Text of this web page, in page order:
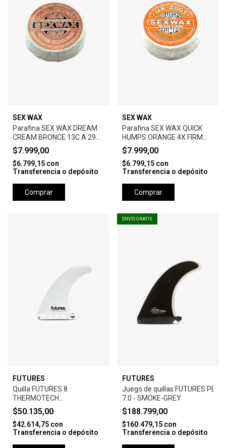
SEX WAX
Parafina SEX WAX DREAM
CREAM BRONCE 13C A 29C
EXTRA ADHESIVA
$7.999,00
$6.799,15 con
Transferencia o depósito
Comprar
SEX WAX
Parafina SEX WAX QUICK
HUMPS ORANGE 4X FIRM
BASE 9C-20C O TOPCOATS
24C-31C
$7.999,00
$6.799,15 con
Transferencia o depósito
Comprar
FUTURES
Quilla FUTURES 8
THERMOTECH
PERFORMANCE - WHITE
$50.135,00
$42.614,75 con
Transferencia o depósito
ENVÍO GRATIS
FUTURES
Juego de quillas FUTURES
7.0 - SMOKE-GREY
$188.799,00
$160.479,15 con
Transferencia o depósito